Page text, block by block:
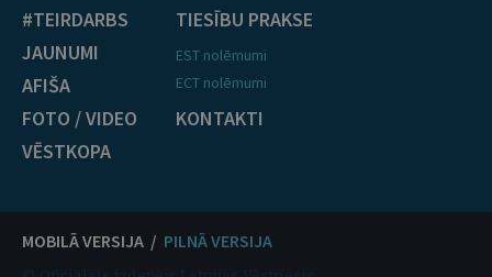
#TEIRDARBS
JAUNUMI
AFIŠA
FOTO / VIDEO
VĒSTKOPA
TIESĪBU PRAKSE
EST nolēmumi
ECT nolēmumi
KONTAKTI
MOBILĀ VERSIJA / PILNĀ VERSIJA